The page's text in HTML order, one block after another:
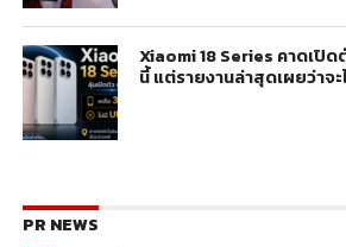
Xiaomi 18 Series คาดเปิ
นี้ แต่รายงานล่าสุดเผยว่าจ
PR NEWS